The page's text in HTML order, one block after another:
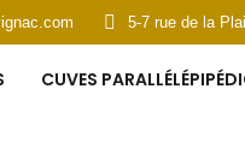
5-7 rue de la
CUVES